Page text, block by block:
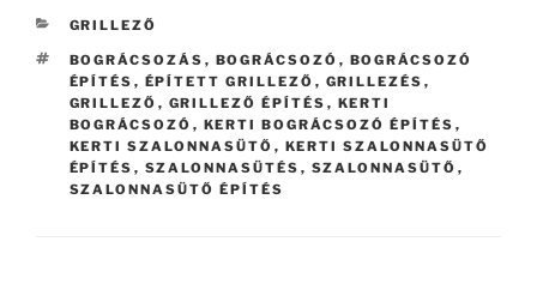
KATEGÓRIÁK
GRILLEZŐ
CÍMKÉK
BOGRÁCSOZÁS , BOGRÁCSOZÓ , BOGRÁCSOZÓ
ÉPÍTÉS , ÉPÍTETT GRILLEZŐ , GRILLEZÉS ,
GRILLEZŐ , GRILLEZŐ ÉPÍTÉS , KERTI
BOGRÁCSOZÓ , KERTI BOGRÁCSOZÓ ÉPÍTÉS ,
KERTI SZALONNASÜTŐ , KERTI SZALONNASÜTŐ
ÉPÍTÉS , SZALONNASÜTÉS , SZALONNASÜTŐ ,
SZALONNASÜTŐ ÉPÍTÉS